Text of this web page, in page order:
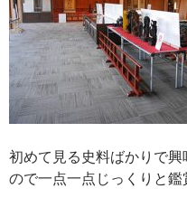
初めて見る史料ばかりで
ので一点一点じっくりと鑑